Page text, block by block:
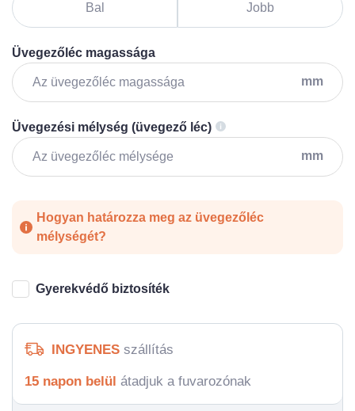
Bal Jobb
Üvegezőléc magassága
mm
Üvegezési mélység (üvegező léc)
mm
Hogyan határozza meg az üvegezőléc
mélységét?
Gyerekvédő biztosíték
INGYENES szállítás
15 napon belül átadjuk a fuvarozónak